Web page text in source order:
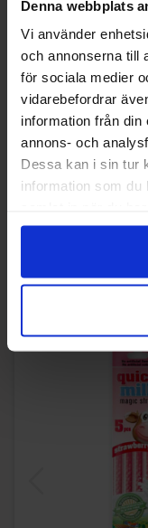
Denna webbplats
Vi använder
och annonserna till
för sociala medier
vidarebefordrar
information från din
annons- och
Dessa kan i sin tur
information som du
Sour Patch Kids